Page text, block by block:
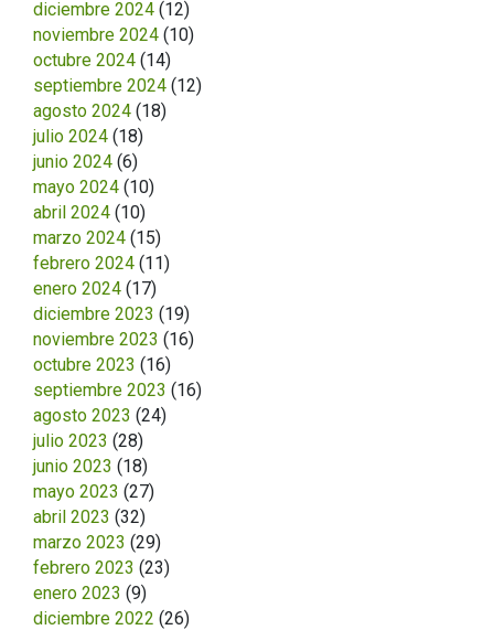
diciembre 2024 (12)
noviembre 2024 (10)
octubre 2024 (14)
septiembre 2024 (12)
agosto 2024 (18)
julio 2024 (18)
junio 2024 (6)
mayo 2024 (10)
abril 2024 (10)
marzo 2024 (15)
febrero 2024 (11)
enero 2024 (17)
diciembre 2023 (19)
noviembre 2023 (16)
octubre 2023 (16)
septiembre 2023 (16)
agosto 2023 (24)
julio 2023 (28)
junio 2023 (18)
mayo 2023 (27)
abril 2023 (32)
marzo 2023 (29)
febrero 2023 (23)
enero 2023 (9)
diciembre 2022 (26)